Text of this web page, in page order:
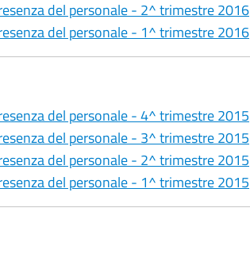
del personale - 2^ trimestre 2016
del personale - 1^ trimestre 2016
del personale - 4^ trimestre 2015
del personale - 3^ trimestre 2015
del personale - 2^ trimestre 2015
del personale - 1^ trimestre 2015